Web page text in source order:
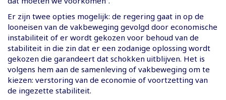
Er zijn twee opties mogelijk: de regering gaat in op de
looneisen van de vakbeweging gevolgd door economische
instabiliteit of er wordt gekozen voor behoud van de
stabiliteit in die zin dat er een zodanige oplossing wordt
gekozen die garandeert dat schokken uitblijven. Het is
volgens hem aan de samenleving of vakbeweging om te
kiezen: verstoring van de economie of voortzetting van
de ingezette stabiliteit.